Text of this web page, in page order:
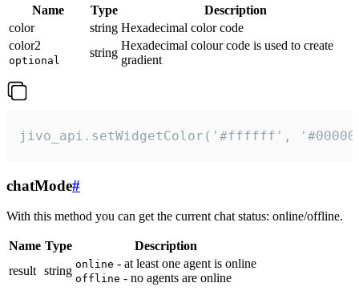
Name Type
Description
color
string Hexadecimal color code
color2
optional
string
Hexadecimal colour code is used to create
gradient
jivo_api.setWidgetColor('#ffffff',
chatMode#
With this method you can get the current chat status: online/offline.
Name Type
Description
result string online - at least one agent is online
offline - no agents are online